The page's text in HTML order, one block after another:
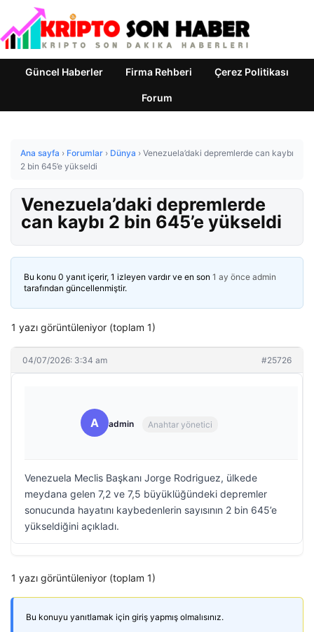
Güncel Haberler Firma Rehberi Çerez Politikası
Forum
Ana sayfa › Forumlar › Dünya › Venezuela’daki depremlerde can kaybı
2 bin 645’e yükseldi
Venezuela’daki depremlerde
can kaybı 2 bin 645’e yükseldi
Bu konu 0 yanıt içerir, 1 izleyen vardır ve en son 1 ay önce admin
tarafından güncellenmiştir.
1 yazı görüntüleniyor (toplam 1)
04/07/2026: 3:34 am #25726
A admin Anahtar yönetici
Venezuela Meclis Başkanı Jorge Rodriguez, ülkede
meydana gelen 7,2 ve 7,5 büyüklüğündeki depremler
sonucunda hayatını kaybedenlerin sayısının 2 bin 645’e
yükseldiğini açıkladı.
1 yazı görüntüleniyor (toplam 1)
Bu konuyu yanıtlamak için giriş yapmış olmalısınız.